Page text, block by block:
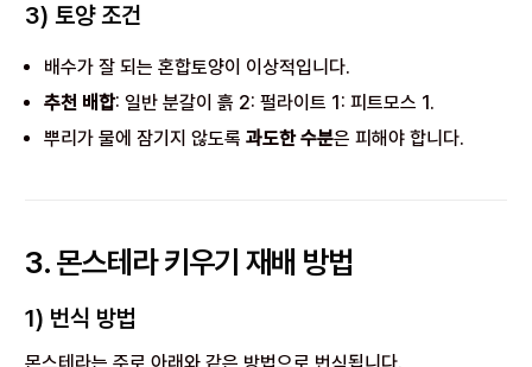
3) 토양 조건
배수가 잘 되는 혼합토양이 이상적입니다.
추천 배합: 일반 분갈이 흙 2: 펄라이트 1: 피트모스 1.
뿌리가 물에 잠기지 않도록과도한 수분은 피해야 합니다.
3. 몬스테라 키우기 재배 방법
1) 번식 방법